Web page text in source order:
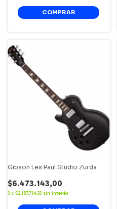
Gibson Les Paul Studio Zurda
$6.473.143,00
3 x $2.157.714,33 sin interés